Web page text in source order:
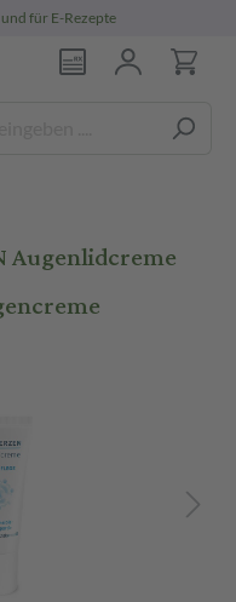
für E-Rezepte
Augenlidcreme